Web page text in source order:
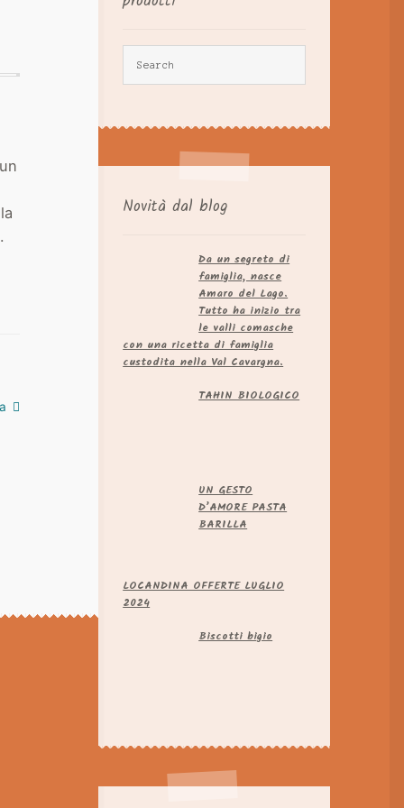
Novità dal blog
Da un segreto di
famiglia, nasce
Amaro del Lago.​
Tutto ha inizio tra
le valli comasche
con una ricetta di famiglia
custodita nella Val Cavargna.
TAHIN BIOLOGICO
UN GESTO
D’AMORE PASTA
BARILLA
LOCANDINA OFFERTE LUGLIO
2024
Biscotti bigio